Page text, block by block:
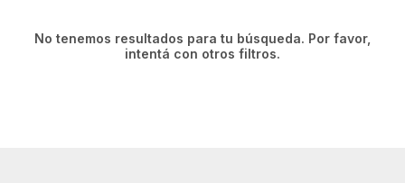
No tenemos resultados para tu búsqueda. Por favor,
intentá con otros filtros.